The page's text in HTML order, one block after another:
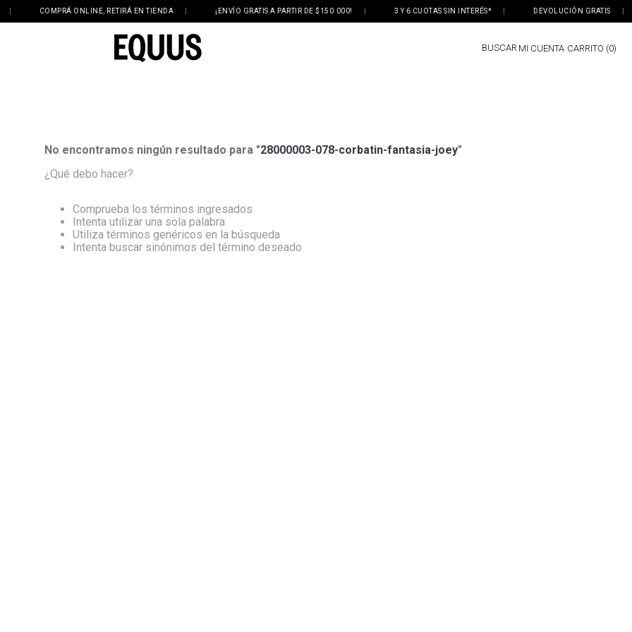
COMPRÁ ONLINE, RETIRÁ EN TIENDA ¡ENVÍO GRATIS A PARTIR DE $150.000! 3 Y 6 CUOTAS SIN INTERÉS* DEVOLUCIÓN GRATIS
BUSCAR MI CUENTA 0
No encontramos ningún resultado para "28000003-078-corbatin-fantasia-joey"
¿Qué debo hacer?
Comprueba los términos ingresados
Intenta utilizar una sola palabra
Utiliza términos genéricos en la búsqueda
Intenta buscar sinónimos del término deseado